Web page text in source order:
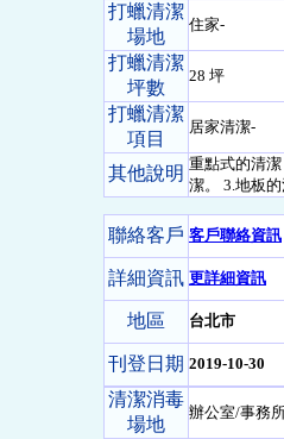
打蠟清潔
場地
住家-
打蠟清潔
坪數
28 坪
打蠟清潔
項目
居家清潔-
其他說明 重點式的清
潔。 3.地板
聯絡客戶 客戶聯絡資訊
詳細資訊 更詳細資訊
地區 台北市
刊登日期 2019-10-30
清潔消毒
場地
辦公室/事務